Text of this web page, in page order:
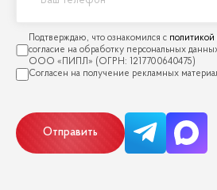
политикой
Отправить